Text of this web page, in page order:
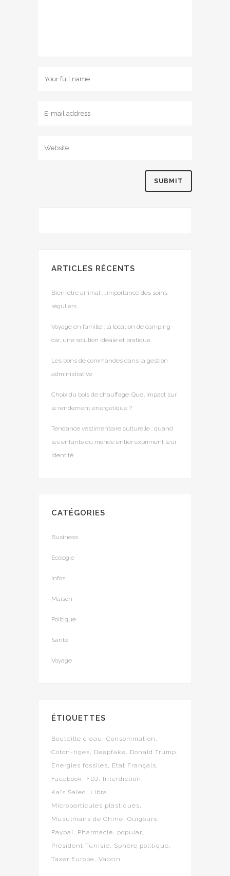
ARTICLES RÉCENTS
Bien-être animal : l’importance des soins
réguliers
Voyage en famille : la location de camping-
car, une solution idéale et pratique
Les bons de commandes dans la gestion
administrative
Choix du bois de chauffage: Quel impact sur
le rendement énergétique ?
Tendance vestimentaire culturelle : quand
les enfants du monde entier expriment leur
identité
CATÉGORIES
Business
Ecologie
Infos
Maison
Politique
Santé
Voyage
ÉTIQUETTES
Bouteille d'eau
Consommation
Coton-tiges
Deepfake
Donald Trump
Energies fossiles
Etat Français
Facebook
FDJ
Interdiction
Kaïs Saïed
Libra
Microparticules plastiques
Musulmans de Chine
Ouïgours
Paypal
Pharmacie
popular
Président Tunisie
Sphère politique
Taxer Europe
Vaccin